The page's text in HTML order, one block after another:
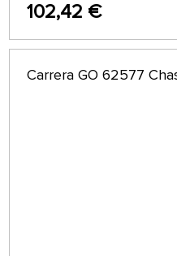
102,42 €
Carrera GO 62577